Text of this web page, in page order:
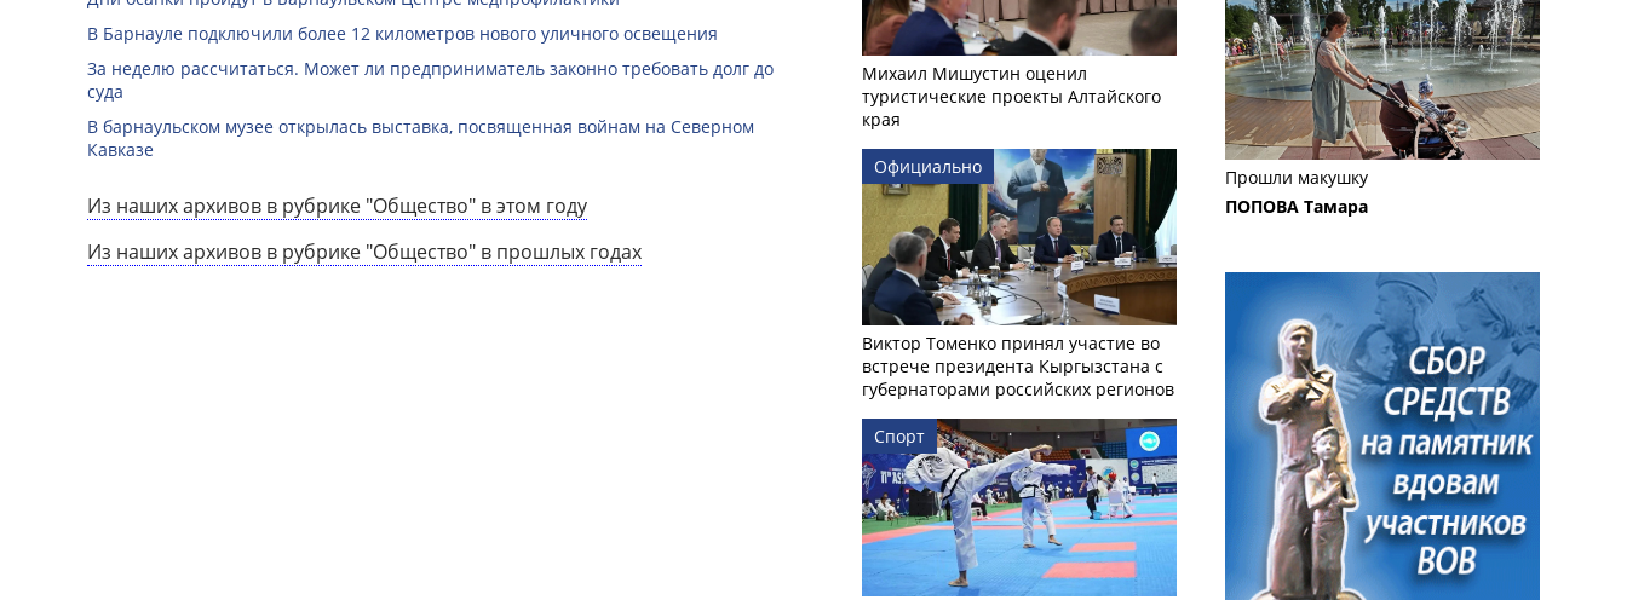
В Барнауле подключили более 12 километров нового уличного освещения
За неделю рассчитаться. Может ли предприниматель законно требовать долг до
суда
В барнаульском музее открылась выставка, посвященная войнам на Северном
Кавказе
Из наших архивов в рубрике "Общество" в этом году
Из наших архивов в рубрике "Общество" в прошлых годах
Михаил Мишустин оценил
туристические проекты Алтайского
края
Официально
Виктор Томенко принял участие во
встрече президента Кыргызстана с
губернаторами российских регионов
Спорт
Прошли макушку
ПОПОВА Тамара